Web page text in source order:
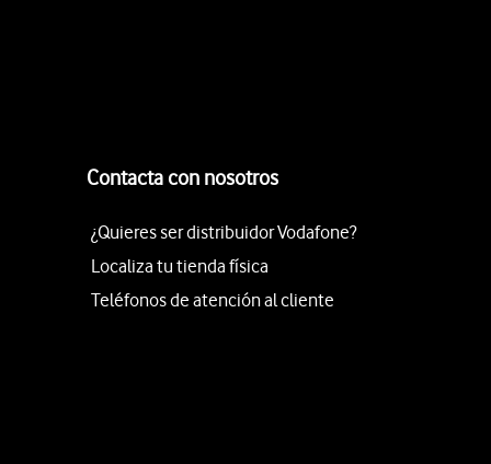
Contacta con nosotros
¿Quieres ser distribuidor Vodafone?
Localiza tu tienda física
Teléfonos de atención al cliente